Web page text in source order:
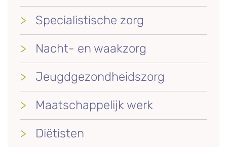
Specialistische zorg
Nacht- en waakzorg
Jeugdgezondheidszorg
Maatschappelijk werk
Diëtisten